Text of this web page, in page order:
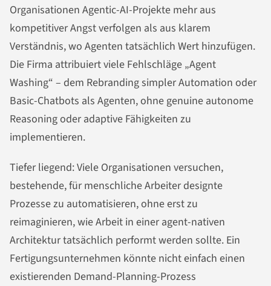
Organisationen Agentic-AI-Projekte mehr aus
kompetitiver Angst verfolgen als aus klarem
Verständnis, wo Agenten tatsächlich Wert hinzufügen.
Die Firma attribuiert viele Fehlschläge „Agent
Washing“ – dem Rebranding simpler Automation oder
Basic-Chatbots als Agenten, ohne genuine autonome
Reasoning oder adaptive Fähigkeiten zu
implementieren.
Tiefer liegend: Viele Organisationen versuchen,
bestehende, für menschliche Arbeiter designte
Prozesse zu automatisieren, ohne erst zu
reimaginieren, wie Arbeit in einer agent-nativen
Architektur tatsächlich performt werden sollte. Ein
Fertigungsunternehmen könnte nicht einfach einen
existierenden Demand-Planning-Prozess